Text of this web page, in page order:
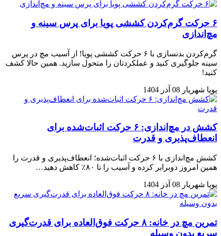
۶ حرکت گرم‌کردن کششی پویا برای پرس سینه و
مچ‌اندازی
گرم‌کردن بدنسازی با ۶ حرکت کششی پویا! از آسیب مچ در پرس
سینه جلوگیری کنید و عملکردتان را متحول سازید. همین حالا کشف
کنید!
پویا شهریار 08 آذر 1404
کشش در مچ‌اندازی: ۶ حرکت اثبات‌شده برای
انعطاف‌پذیری و قدرت
کشش مچ‌اندازی با ۶ حرکت اثبات‌شده؛ انعطاف‌پذیری و قدرت را
همین امروز دوبرابر کرده و آسیب را تا ۸۰٪ کاهش دهید…
پویا شهریار 08 آذر 1404
تمرین مچ در خانه: ۸ حرکت فوق‌العاده برای قدرت‌گیری
سریع بدون وسیله